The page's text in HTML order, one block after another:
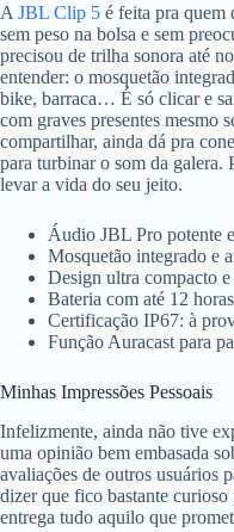
A JBL Clip 5 é feita pra quem
sem peso na bolsa e sem
precisou de trilha sonora até
entender: o mosquetão
bike, barraca… É só clicar e
com graves presentes mesmo
compartilhar, ainda dá pra
para turbinar o som da galera.
levar a vida do seu jeito.
Áudio JBL Pro potente
Mosquetão integrado e
Design ultra compacto e
Bateria com até 12
Certificação IP67: à
Função Auracast para
Minhas Impressões Pessoais
Infelizmente, ainda não tive
uma opinião bem embasada
avaliações de outros usuários
dizer que fico bastante curioso
entrega tudo aquilo que